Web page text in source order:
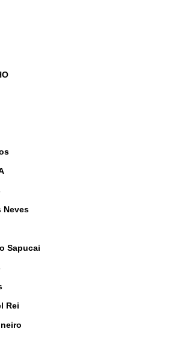
Neves
Sapucai
Rei